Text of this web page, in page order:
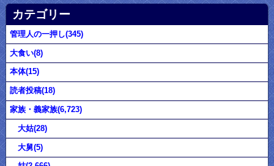
カテゴリー
管理人の一押し(345)
大食い(8)
本体(15)
読者投稿(18)
家族・義家族(6,723)
大姑(28)
大舅(5)